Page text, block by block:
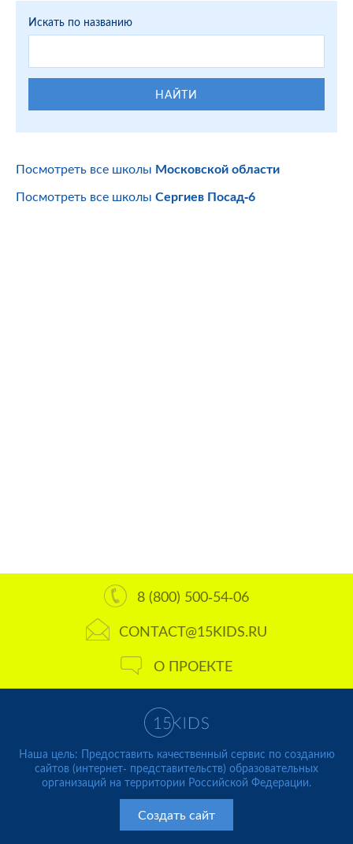
Искать по названию
НАЙТИ
Посмотреть все школы Московской области
Посмотреть все школы Сергиев Посад-6
8 (800) 500-54-06
CONTACT@15KIDS.RU
О ПРОЕКТЕ
Наша цель: Предоставить качественный сервис по созданию
сайтов (интернет- представительств) образовательных
организаций на территории Российской Федерации.
Создать сайт